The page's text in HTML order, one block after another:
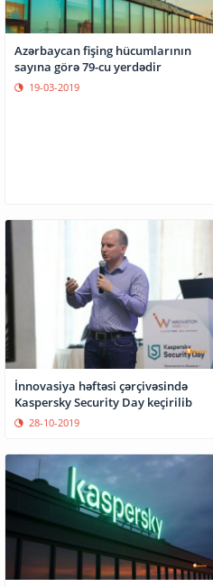
Azərbaycan fişing hücumlarının
sayına görə 79-cu yerdədir
19-03-2019
İnnovasiya həftəsi çərçivəsində
Kaspersky Security Day keçirilib
28-10-2019